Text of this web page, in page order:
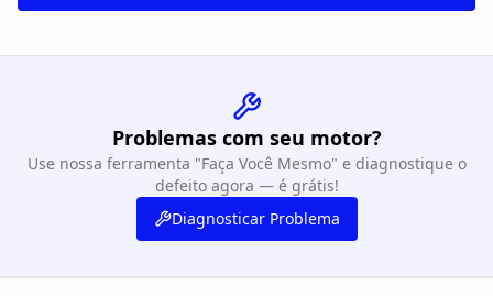
Problemas com seu motor?
Use nossa ferramenta "Faça Você Mesmo" e diagnostique o
defeito agora — é grátis!
Diagnosticar Problema